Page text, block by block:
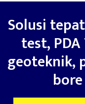
Solusi
test,
geoteknik,